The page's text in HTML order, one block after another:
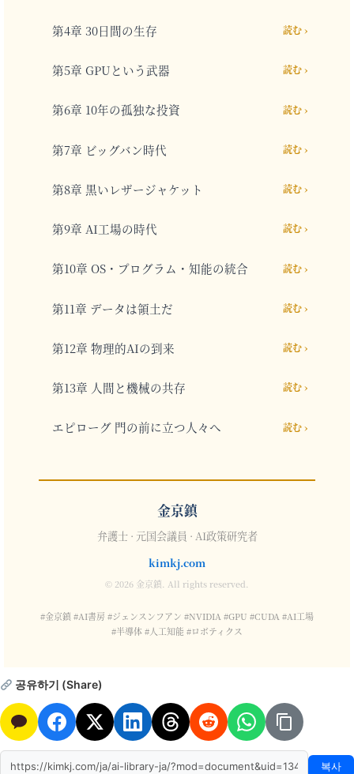
第4章 30日間の生存 読む ›
第5章 GPUという武器 読む ›
第6章 10年の孤独な投資 読む ›
第7章 ビッグバン時代 読む ›
第8章 黒いレザージャケット 読む ›
第9章 AI工場の時代 読む ›
第10章 OS・プログラム・知能の統合 読む ›
第11章 データは領土だ 読む ›
第12章 物理的AIの到来 読む ›
第13章 人間と機械の共存 読む ›
エピローグ 門の前に立つ人々へ 読む ›
金京鎮
弁護士 · 元国会議員 · AI政策研究者
kimkj.com
© 2026 金京鎮. All rights reserved.
#金京鎮 #AI書房 #ジェンスンフアン #NVIDIA #GPU #CUDA #AI工場
#半導体 #人工知能 #ロボティクス
공유하기 (Share)
복사